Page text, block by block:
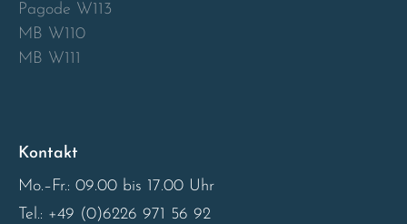
Pagode W113
MB W110
MB W111
Kontakt
Mo.–Fr.: 09.00 bis 17.00 Uhr
Tel.: +49 (0)6226 971 56 92
Spain